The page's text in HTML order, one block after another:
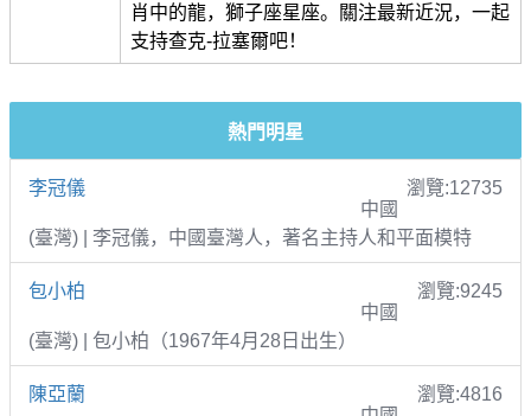
肖中的龍，獅子座星座。關注最新近況，一起
支持查克-拉塞爾吧！
熱門明星
李冠儀
瀏覽:12735
中國
(臺灣) | 李冠儀，中國臺灣人，著名主持人和平面模特
包小柏
瀏覽:9245
中國
(臺灣) | 包小柏（1967年4月28日出生）
陳亞蘭
瀏覽:4816